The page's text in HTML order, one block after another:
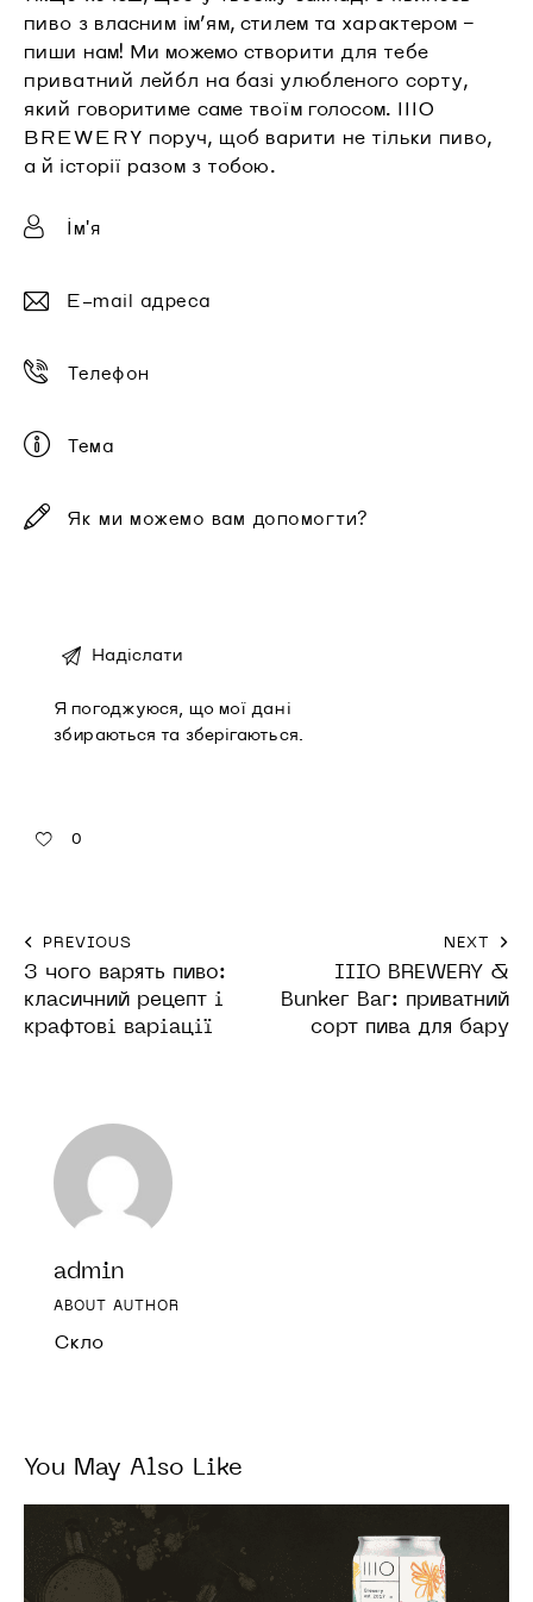
пиво з власним ім’ям, стилем та характером –
пиши нам! Ми можемо створити для тебе
приватний лейбл на базі улюбленого сорту,
який говоритиме саме твоїм голосом. IIIO
BREWERY поруч, щоб варити не тільки пиво,
а й історії разом з тобою.
Я погоджуюся, що мої дані
збираються та зберігаються.
0
PREVIOUS
З чого варять пиво:
класичний рецепт і
крафтові варіації
NEXT
IIIO BREWERY &
Bunker Bar: приватний
сорт пива для бару
admin
ABOUT AUTHOR
Скло
You May Also Like